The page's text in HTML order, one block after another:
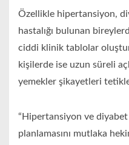
Özellikle hipertansiyon,
hastalığı bulunan
ciddi klinik tablolar
kişilerde ise uzun süreli
yemekler şikayetleri
“Hipertansiyon ve
planlamasını mutlaka